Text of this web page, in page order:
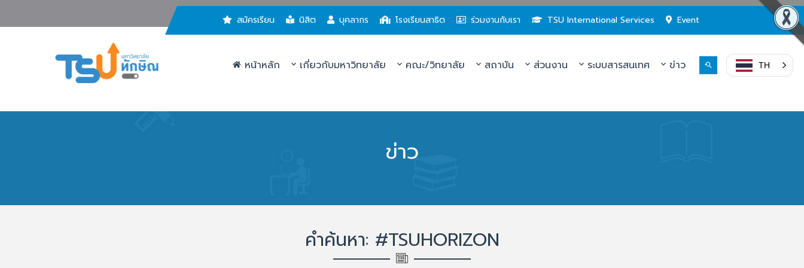
สมัครเรียน นิสิต บุคลากร โรงเรียนสาธิต ร่วมงานกับเรา TSU International Services Event
หน้าหลัก เกี่ยวกับมหาวิทยาลัย คณะ/วิทยาลัย สถาบัน ส่วนงาน ระบบสารสนเทศ ข่าว TH
ข่าว
คำค้นหา: #TSUHORIZON